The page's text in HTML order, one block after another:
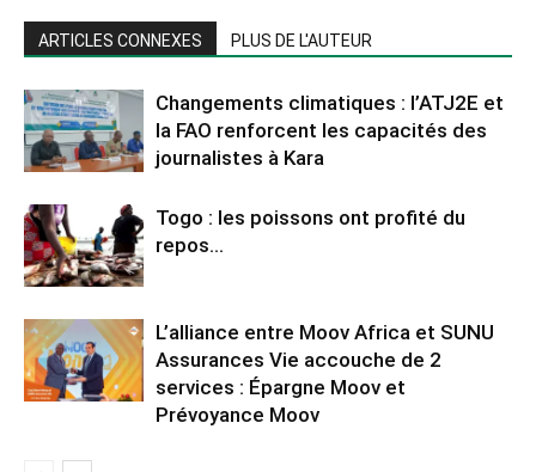
ARTICLES CONNEXES PLUS DE L'AUTEUR
Changements climatiques : l’ATJ2E et
la FAO renforcent les capacités des
journalistes à Kara
Togo : les poissons ont profité du
repos…
L’alliance entre Moov Africa et SUNU
Assurances Vie accouche de 2
services : Épargne Moov et
Prévoyance Moov